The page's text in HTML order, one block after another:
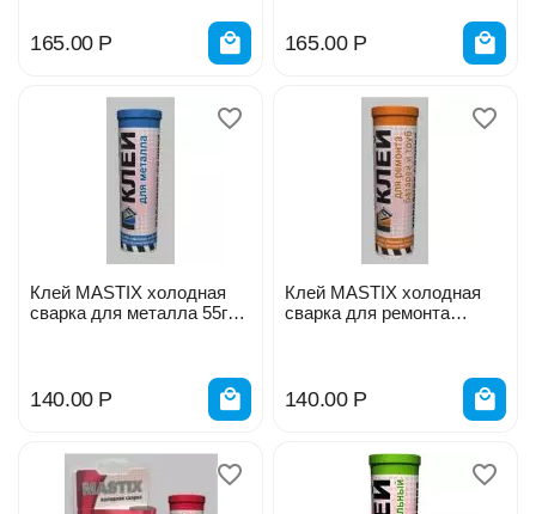
165.00 Р 165.00 Р
Клей MASTIX холодная
сварка для металла 55г
140.00 Р
Клей MASTIX холодная
сварка для ремонта
140.00 Р